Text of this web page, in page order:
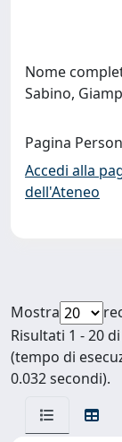
Nome
Sabino,
Pagina
Accedi alla
dell'Ateneo
Mostra
Risultati 1 - 20
(tempo di
0.032 secondi).